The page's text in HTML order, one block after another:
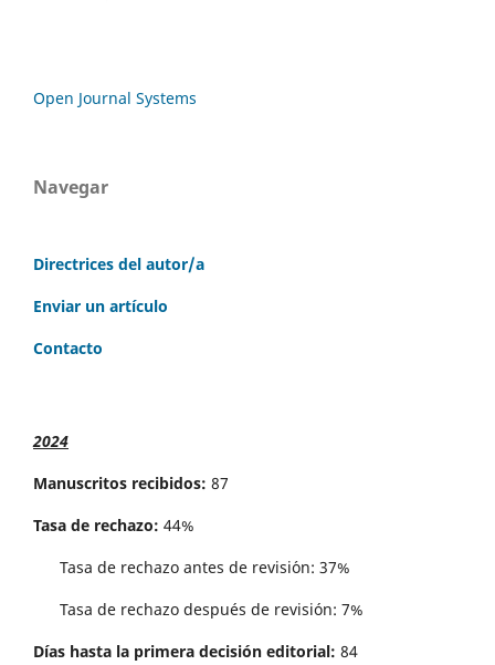
Open Journal Systems
Navegar
Directrices del autor/a
Enviar un artículo
Contacto
2024
Manuscritos recibidos: 87
Tasa de rechazo: 44%
Tasa de rechazo antes de revisi´on: 37%
Tasa de rechazo después de revisión: 7%
Días hasta la primera decisión editorial: 84